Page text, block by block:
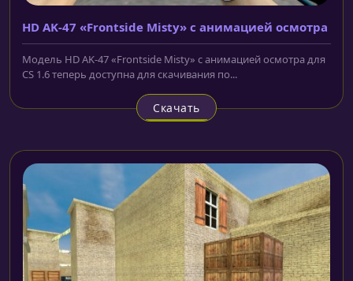
HD AK-47 «Frontside Misty» с анимацией осмотра
Модель HD AK-47 «Frontside Misty» с анимацией осмотра для
CS 1.6 теперь доступна для скачивания по...
Скачать